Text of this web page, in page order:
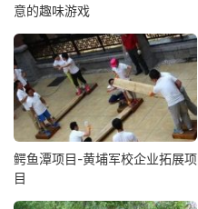
意的趣味游戏
鳄鱼潭项目-黄埔军校企业拓展项
目